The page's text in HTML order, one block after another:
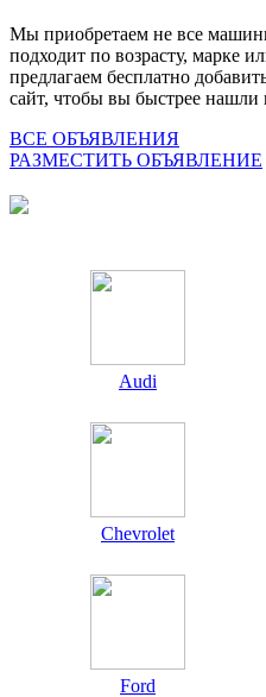
Мы приобретаем не все
подходит по возрасту, марке
предлагаем бесплатно
сайт, чтобы вы быстрее нашли
ВСЕ ОБЪЯВЛЕНИЯ
РАЗМЕСТИТЬ ОБЪЯВЛЕНИЕ
Audi
Chevrolet
Ford